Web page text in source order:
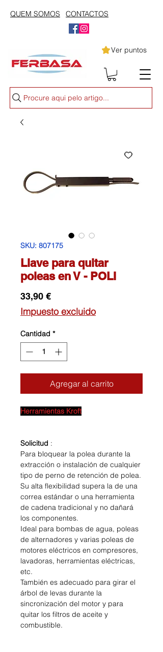
QUEM SOMOS CONTACTOS
Ver puntos
Procure aqui pelo artigo...
SKU: 807175
Llave para quitar
poleas en V - POLI
33,90 €Precio
Impuesto excluido
Cantidad *
Agregar al carrito
Herramientas Kroft
Solicitud :
Para bloquear la polea durante la
extracción o instalación de cualquier
tipo de perno de retención de polea.
Su alta flexibilidad supera la de una
correa estándar o una herramienta
de cadena tradicional y no dañará
los componentes.
Ideal para bombas de agua, poleas
de alternadores y varias poleas de
motores eléctricos en compresores,
lavadoras, herramientas eléctricas,
etc.
También es adecuado para girar el
árbol de levas durante la
sincronización del motor y para
quitar los filtros de aceite y
combustible.